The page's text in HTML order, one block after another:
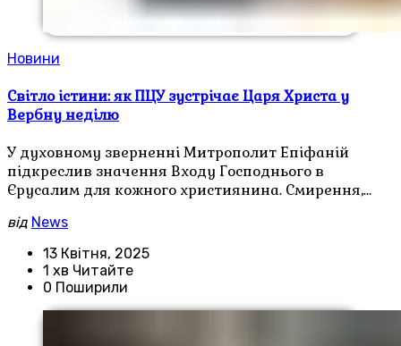
Новини
Світло істини: як ПЦУ зустрічає Царя Христа у
Вербну неділю
У духовному зверненні Митрополит Епіфаній
підкреслив значення Входу Господнього в
Єрусалим для кожного християнина. Смирення,…
від News
13 Квітня, 2025
1 хв Читайте
0 Поширили